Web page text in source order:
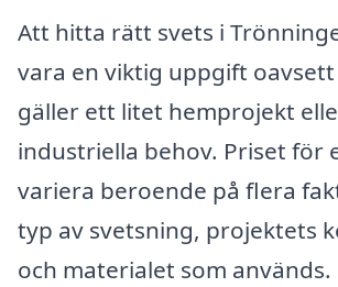
Att hitta rätt svets i
vara en viktig uppgift
gäller ett litet hemprojekt
industriella behov. Priset för
variera beroende på flera
typ av svetsning, projektets
och materialet som